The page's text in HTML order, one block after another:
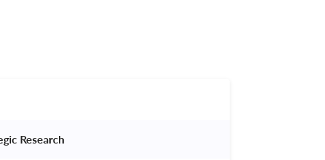
Research